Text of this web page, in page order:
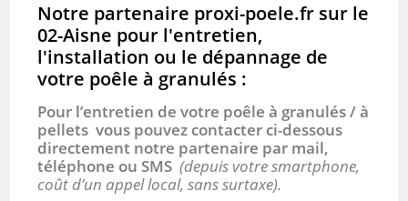
Notre partenaire proxi-poele.fr sur le
02-Aisne pour l'entretien,
l'installation ou le dépannage de
votre poêle à granulés :
Pour l’entretien de votre poêle à granulés / à
pellets vous pouvez contacter ci-dessous
directement notre partenaire par mail,
téléphone ou SMS(depuis votre smartphone,
coût d’un appel local, sans surtaxe).